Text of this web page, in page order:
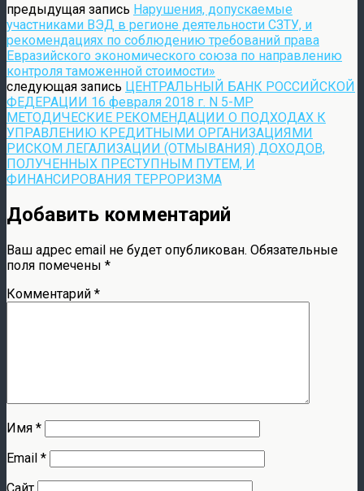
предыдущая запись Нарушения, допускаемые
участниками ВЭД в регионе деятельности СЗТУ, и
рекомендациях по соблюдению требований права
Евразийского экономического союза по направлению
контроля таможенной стоимости»
следующая запись ЦЕНТРАЛЬНЫЙ БАНК РОССИЙСКОЙ
ФЕДЕРАЦИИ 16 февраля 2018 г. N 5-МР
МЕТОДИЧЕСКИЕ РЕКОМЕНДАЦИИ О ПОДХОДАХ К
УПРАВЛЕНИЮ КРЕДИТНЫМИ ОРГАНИЗАЦИЯМИ
РИСКОМ ЛЕГАЛИЗАЦИИ (ОТМЫВАНИЯ) ДОХОДОВ,
ПОЛУЧЕННЫХ ПРЕСТУПНЫМ ПУТЕМ, И
ФИНАНСИРОВАНИЯ ТЕРРОРИЗМА
Добавить комментарий
Ваш адрес email не будет опубликован. Обязательные
поля помечены *
Комментарий *
Имя *
Email *
Сайт